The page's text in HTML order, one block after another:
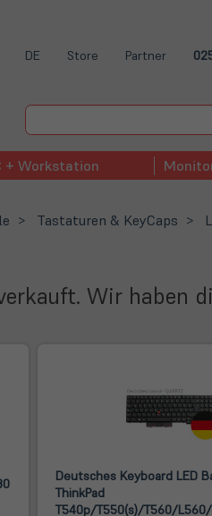
DE Store Partner
+ Workstation
Tastaturen & KeyCaps
Wir haben
Deutsches Keyboard LED
ThinkPad
T540p/T550(s)/T560/